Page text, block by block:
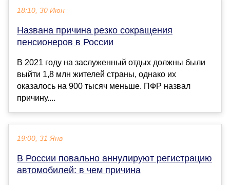
18:10, 30 Июн
Названа причина резко сокращения
пенсионеров в России
В 2021 году на заслуженный отдых должны были
выйти 1,8 млн жителей страны, однако их
оказалось на 900 тысяч меньше. ПФР назвал
причину....
19:00, 31 Янв
В России повально аннулируют регистрацию
автомобилей: в чем причина